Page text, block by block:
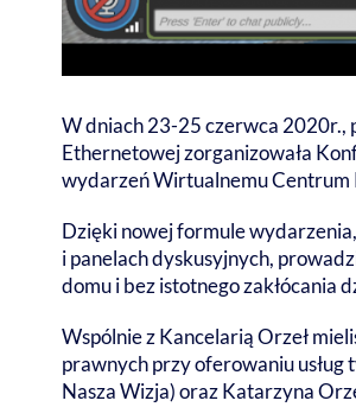
W dniach 23-25 czerwca 2020r.,
Ethernetowej zorganizowała
wydarzeń Wirtualnemu Centrum
Dzięki nowej formule
i panelach dyskusyjnych,
domu i bez istotnego zakłócania
Wspólnie z Kancelarią Orzeł
prawnych przy oferowaniu
Nasza Wizja) oraz Katarzyna